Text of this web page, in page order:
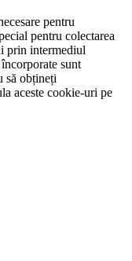
pentru
pentru colectarea
prin intermediul
sunt
să obțineți
aceste cookie-uri pe